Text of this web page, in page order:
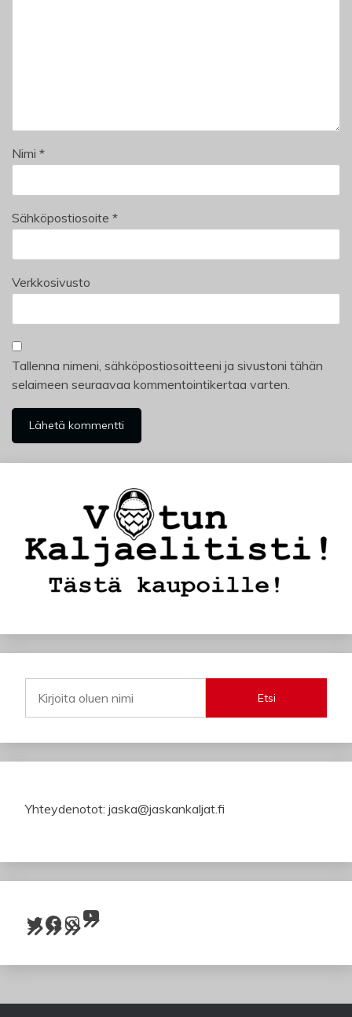
Nimi *
Sähköpostiosoite *
Verkkosivusto
Tallenna nimeni, sähköpostiosoitteeni ja sivustoni tähän
selaimeen seuraavaa kommentointikertaa varten.
Etsi
Yhteydenotot: jaska@jaskankaljat.fi
Twitter Facebook InstagramYouTube